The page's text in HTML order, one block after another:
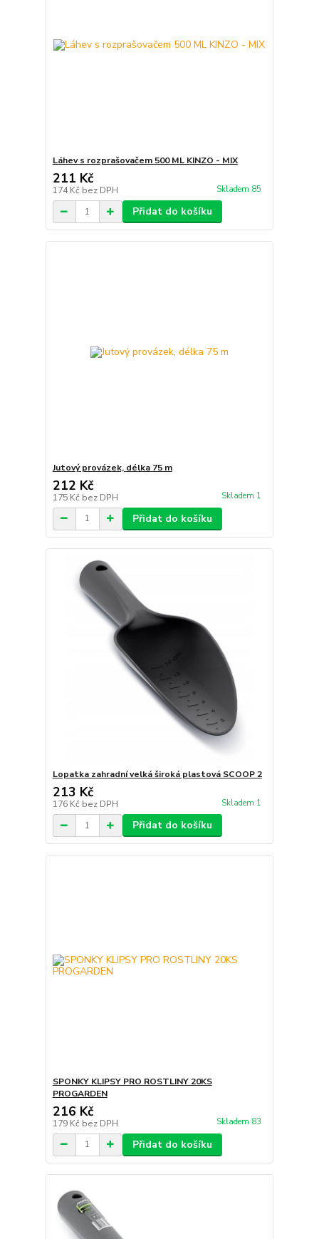
Láhev s rozprašovačem 500 ML KINZO - MIX
211 Kč
174 Kč bez DPH Skladem 85
Přidat do košíku
Jutový provázek, délka 75 m
212 Kč
175 Kč bez DPH Skladem 1
Přidat do košíku
Lopatka zahradní velká široká plastová SCOOP 2
213 Kč
176 Kč bez DPH Skladem 1
Přidat do košíku
SPONKY KLIPSY PRO ROSTLINY 20KS
PROGARDEN
216 Kč
179 Kč bez DPH Skladem 83
Přidat do košíku